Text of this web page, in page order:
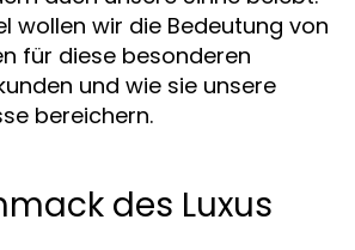
wollen wir die Bedeutung von
für diese besonderen
und wie sie unsere
bereichern.
des Luxus